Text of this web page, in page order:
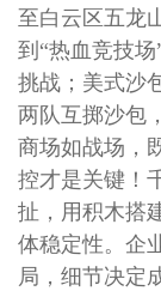
至白云区五龙
到“热血竞技
挑战；美式沙
两队互掷沙包
商场如战场，
控才是关键！
扯，用积木搭
体稳定性。企
局，细节决定